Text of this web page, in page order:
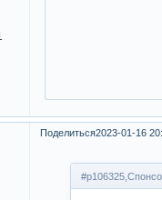
Поделиться2023-01-16